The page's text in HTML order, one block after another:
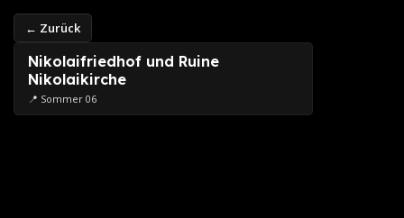
← Zurück
Nikolaifriedhof und Ruine
Nikolaikirche
📍 Sommer 06